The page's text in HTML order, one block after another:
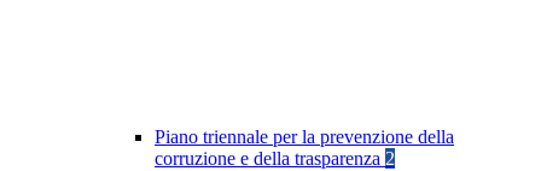
Piano triennale per la prevenzione della
corruzione e della trasparenza 2